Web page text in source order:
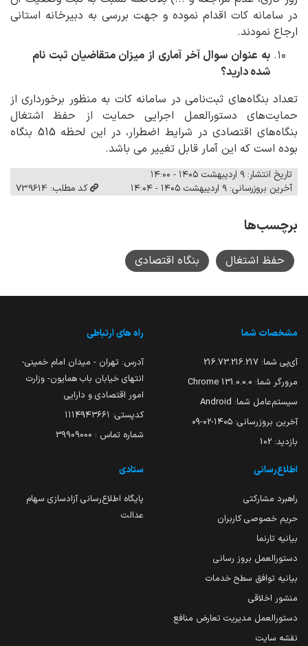
در سامانه کات اقدام نموده و جهت بررسی به دبیرخانه استانی
ارجاع نمودند.
به عنوان سوال آخر آماری از میزان متقاضیان ثبت نام
شده دارید؟
تعداد بنگاه‌های ثبت‌نامی در سامانه کات به منظور برخورداری از
حمایت‌های دستورالعمل اجرایی حمایت از حفظ اشتغال
بنگاه‌های اقتصادی در شرایط اضطرار، در این لحظه 515 بنگاه
بوده است که این آمار قابل تغییر می باشد.
تاریخ انتشار: ۹ اردیبهشت ۱۴۰۵ - ۱۴:۰۰
آخرین بروزرسانی: ۹ اردیبهشت ۱۴۰۵ - ۱۴:۰۴
کد مطلب: 739614
برچسب‌ها
حفظ اشتغال بنگاه اقتصادی
مشخصات شما
آی‌پی شما: 216.73.216.217
مرورگر شما: 131.0.0.0 Chrome
سیستم‌عامل شما: Android
آخرین بروزرسانی: ۱۴۰۵-۰۲-۰۹
بازدید: 102
راه های ارتباطی
آدرس: تهران - میدان امام خمینی-
انتهای خیابان باب همایون- وزارت
امور اقتصادی و دارایی
کدپستی: ۱۱۱۴۹۴۳۶۶۱
شماره تماس : 39909000
اطلاع‌رسانی
راهبرد مشارکتی
حریم خصوصی کاربران
بیانیه تارنما
دستورالعمل بروز رسانی
بیانیه توافق سطح خدمات
منشور اخلاقی
دستورالعمل مدیریت تعارض منافع
نقشه سایت
ستادی
پایگاه اطلاع‌رسانی آزادسازی سهام
عدالت